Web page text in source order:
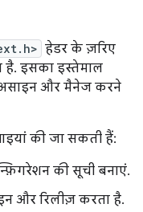
हेडर के ज़रिए
है. इसका इस्तेमाल
असाइन और मैनेज करने
की जा सकती हैं:
की सूची बनाएं.
और रिलीज़ करता है.